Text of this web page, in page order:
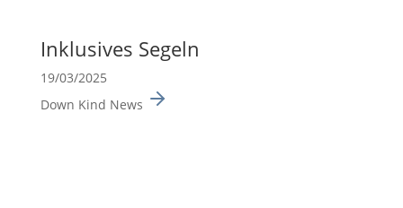
Inklu­sives Segeln
19/03/2025
Down Kind News